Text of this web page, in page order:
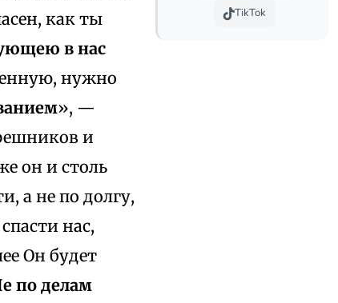
как ты
в нас
нужно
», —
и
он и столь
а не по долгу,
нас,
Он будет
по делам
TikTok